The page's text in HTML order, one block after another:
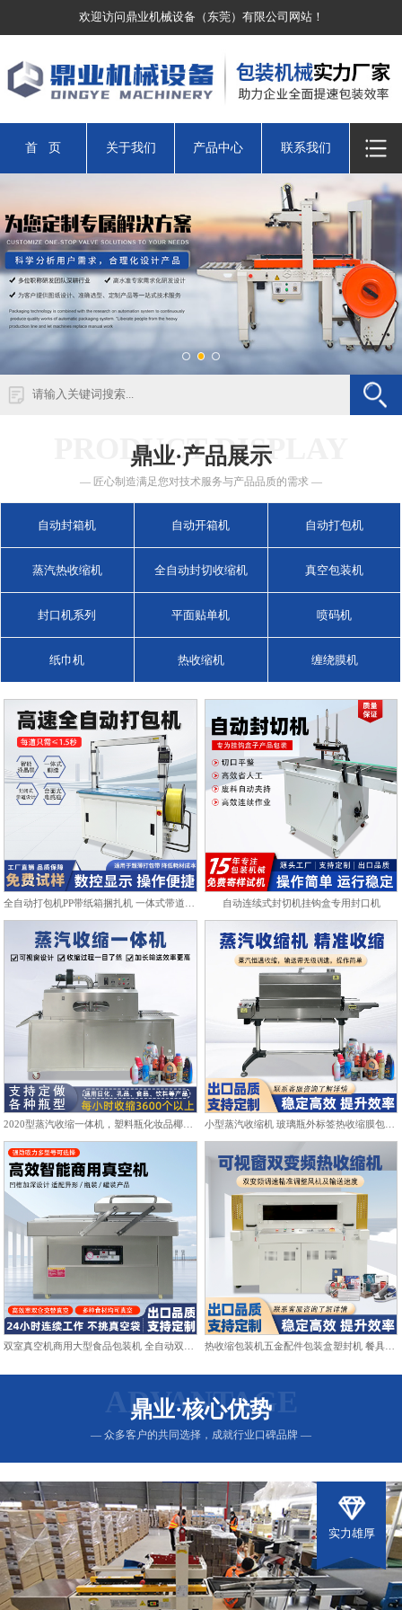
欢迎访问鼎业机械设备（东莞）有限公司网站！
首 页 关于我们 产品中心 联系我们
PRODUCT DISPLAY
鼎业·产品展示
— 匠心制造满足您对技术服务与产品品质的需求 —
自动封箱机 自动开箱机 自动打包机
蒸汽热收缩机 全自动封切收缩机 真空包装机
封口机系列 平面贴单机 喷码机
纸巾机 热收缩机 缠绕膜机
自动连续式封切机挂钩盒专用封口机
ADVANTAGE
鼎业·核心优势
— 众多客户的共同选择，成就行业口碑品牌 —
实力雄厚